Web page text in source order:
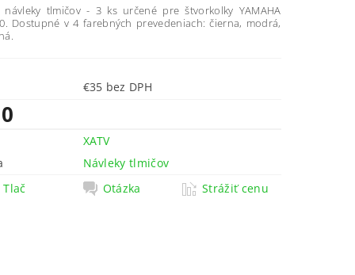
návleky tlmičov - 3 ks určené pre štvorkolky YAMAHA
Dostupné v 4 farebných prevedeniach: čierna, modrá,
€35 bez DPH
XATV
Návleky tlmičov
Tlač
Otázka Strážiť cenu